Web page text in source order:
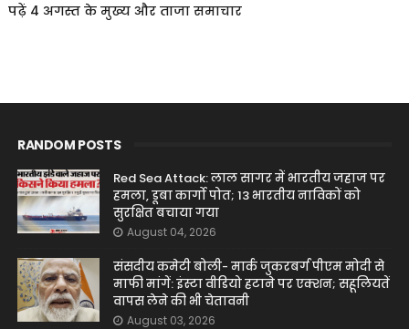
पढ़ें 4 अगस्त के मुख्य और ताजा समाचार
RANDOM POSTS
Red Sea Attack: लाल सागर में भारतीय जहाज पर
हमला, डूबा कार्गो पोत; 13 भारतीय नाविकों को
सुरक्षित बचाया गया
August 04, 2026
संसदीय कमेटी बोली- मार्क जुकरबर्ग पीएम मोदी से
माफी मांगें: इंस्टा वीडियो हटाने पर एक्शन; सहूलियतें
वापस लेने की भी चेतावनी
August 03, 2026